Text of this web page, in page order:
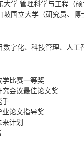
大学 管理科学与工程（硕
坡国立大学（研究员、博
数字化、科技管理、人工
学比赛一等奖
究会议最佳论文奖
手
业论文指导奖
计划